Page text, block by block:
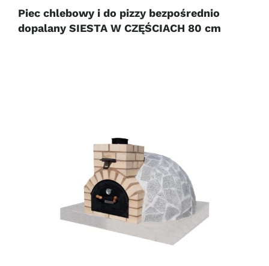
Piec chlebowy i do pizzy bezpośrednio
dopalany SIESTA W CZĘŚCIACH 80 cm